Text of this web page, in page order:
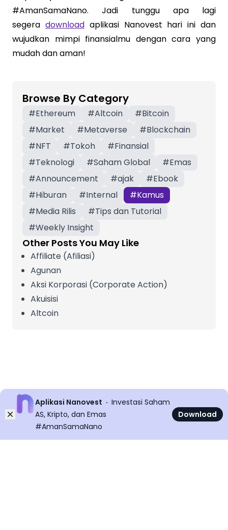
#AmanSamaNano. Jadi tunggu apa lagi
segera downloadaplikasi Nanovest hari ini dan
wujudkan mimpi finansialmu dengan cara yang
mudah dan aman!
Browse By Category
#Ethereum #Altcoin #Bitcoin
#Market #Metaverse #Blockchain
#NFT #Tokoh #Finansial
#Teknologi #Saham Global #Emas
#Announcement #ajak #Ebook
#Hiburan #Internal #Kamus
#Media Rilis #Tips dan Tutorial
#Weekly Insight
Other Posts You May Like
Affiliate (Afiliasi)
Agunan
Aksi Korporasi (Corporate Action)
Akuisisi
Altcoin
Dismiss
Aplikasi Nanovest
Investasi Saham
AS, Kripto, dan Emas
#AmanSamaNano
Download